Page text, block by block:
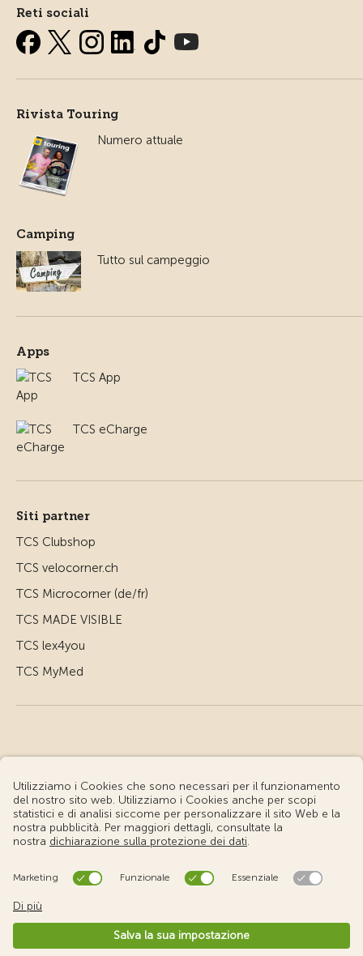
Reti sociali
Rivista Touring
Numero attuale
Camping
Tutto sul campeggio
Apps
TCS App
TCS eCharge
Siti partner
TCS Clubshop
TCS velocorner.ch
TCS Microcorner (de/fr)
TCS MADE VISIBLE
TCS lex4you
TCS MyMed
© Touring Club Svizzero
Condizioni d'uso – Informazioni giuridiche
Impostazione cookie